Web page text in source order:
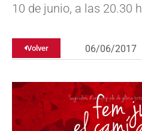
10 de junio, a las 20.30
Volver 06/06/2017